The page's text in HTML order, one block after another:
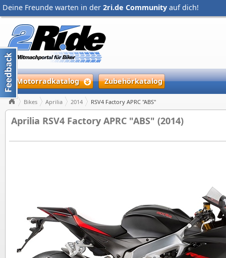
Deine Freunde warten in der 2ri.de Community auf dich!
Motorradkatalog Zubehörkatalog
Bikes Aprilia 2014 RSV4 Factory APRC "ABS"
Aprilia RSV4 Factory APRC "ABS" (2014)